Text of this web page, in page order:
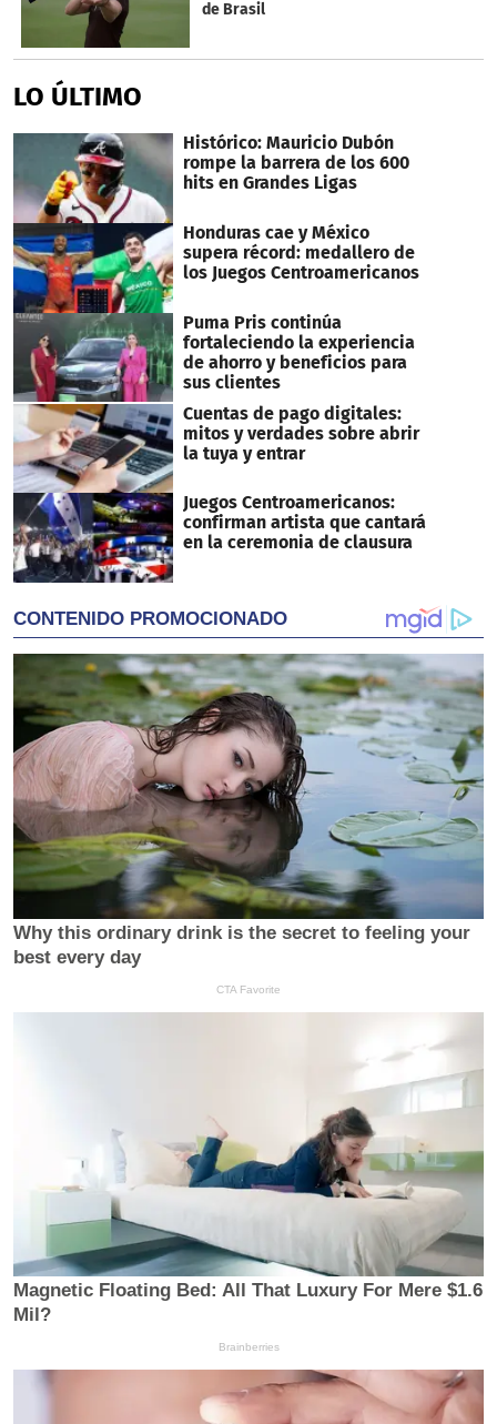
de Brasil
LO ÚLTIMO
Histórico: Mauricio Dubón
rompe la barrera de los 600
hits en Grandes Ligas
Honduras cae y México
supera récord: medallero de
los Juegos Centroamericanos
Puma Pris continúa
fortaleciendo la experiencia
de ahorro y beneficios para
sus clientes
Cuentas de pago digitales:
mitos y verdades sobre abrir
la tuya y entrar
Juegos Centroamericanos:
confirman artista que cantará
en la ceremonia de clausura